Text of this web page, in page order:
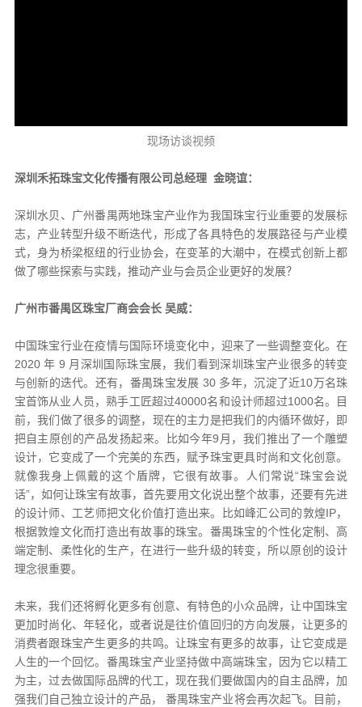
现场访谈视频
深圳禾拓珠宝文化传播有限公司总经理 金晓谊：
深圳水贝、广州番禺两地珠宝产业作为我国珠宝行业重要的发展标
志，产业转型升级不断迭代，形成了各具特色的发展路径与产业模
式，身为桥梁枢纽的行业协会，在变革的大潮中，在模式创新上都
做了哪些探索与实践，推动产业与会员企业更好的发展？
广州市番禺区珠宝厂商会会长 吴威：
中国珠宝行业在疫情与国际环境变化中，迎来了一些调整变化。在
2020 年 9 月深圳国际珠宝展，我们看到深圳珠宝产业很多的转变
与创新的迭代。还有，番禺珠宝发展 30 多年，沉淀了近10万名珠
宝首饰从业人员，熟手工匠超过40000名和设计师超过1000名。目
前，我们做了很多的调整，现在的主力是把我们的内循环做好，即
把自主原创的产品发扬起来。比如今年9月，我们推出了一个雕塑
设计，它变成了一个完美的东西，赋予珠宝更具时尚和文化创意。
就像我身上佩戴的这个盾牌，它很有故事。人们常说“珠宝会说
话”，如何让珠宝有故事，首先要用文化说出整个故事，还要有先进
的设计师、工艺师把文化价值打造出来。比如峰汇公司的敦煌IP，
根据敦煌文化而打造出有故事的珠宝。番禺珠宝的个性化定制、高
端定制、柔性化的生产，在进行一些升级的转变，所以原创的设计
理念很重要。
未来，我们还将孵化更多有创意、有特色的小众品牌，让中国珠宝
更加时尚化、年轻化，或者说是往价值回归的方向发展，让更多的
消费者跟珠宝产生更多的共鸣。让珠宝有更多的故事，让它变成是
人生的一个回忆。番禺珠宝产业坚持做中高端珠宝，因为它以精工
为主，过去做国际品牌的代工，现在我们要做国内的自主品牌，加
强我们自己独立设计的产品， 番禺珠宝产业将会再次起飞。目前，